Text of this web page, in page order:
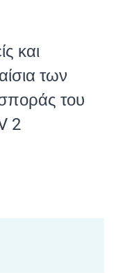
και
των
του
2